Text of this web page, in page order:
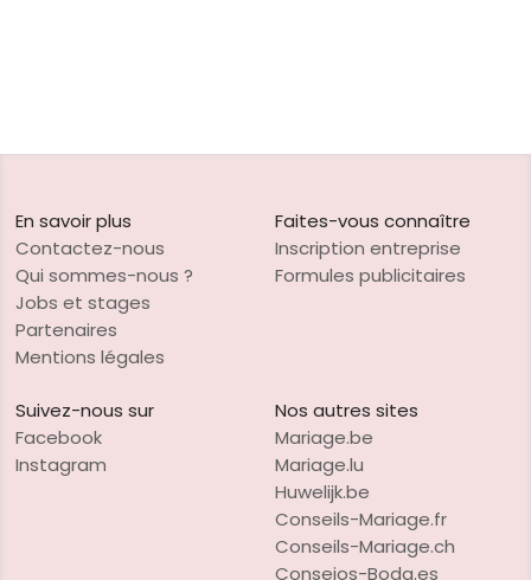
En savoir plus
Contactez-nous
Qui sommes-nous ?
Jobs et stages
Partenaires
Mentions légales
Faites-vous connaître
Inscription entreprise
Formules publicitaires
Suivez-nous sur
Facebook
Instagram
Nos autres sites
Mariage.be
Mariage.lu
Huwelijk.be
Conseils-Mariage.fr
Conseils-Mariage.ch
Consejos-Boda.es